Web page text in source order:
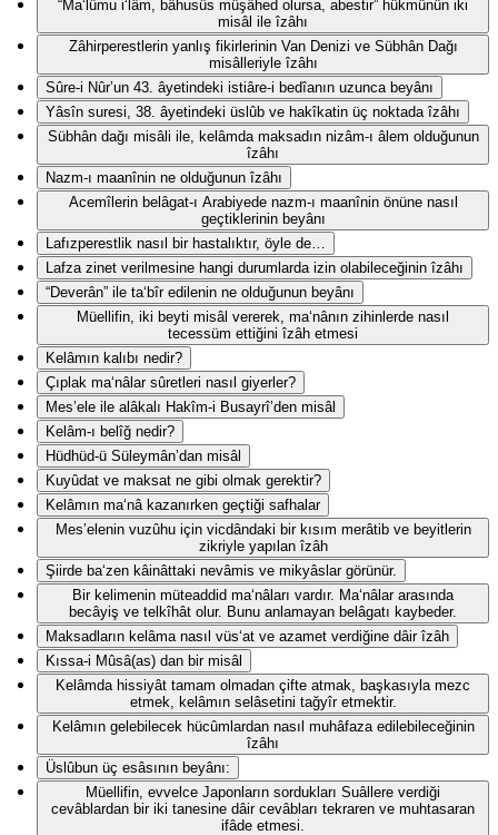
“Ma‘lûmu i‘lâm, bâhusûs müşâhed olursa, abestir” hükmünün iki
misâl ile îzâhı
Zâhirperestlerin yanlış fikirlerinin Van Denizi ve Sübhân Dağı
misâlleriyle îzâhı
Sûre-i Nûr’un 43. âyetindeki istiâre-i bedîanın uzunca beyânı
Yâsîn suresi, 38. âyetindeki üslûb ve hakîkatin üç noktada îzâhı
Sübhân dağı misâli ile, kelâmda maksadın nizâm-ı âlem olduğunun
îzâhı
Nazm-ı maanînin ne olduğunun îzâhı
Acemîlerin belâgat-ı Arabiyede nazm-ı maanînin önüne nasıl
geçtiklerinin beyânı
Lafızperestlik nasıl bir hastalıktır, öyle de…
Lafza zinet verilmesine hangi durumlarda izin olabileceğinin îzâhı
“Deverân” ile ta‘bîr edilenin ne olduğunun beyânı
Müellifin, iki beyti misâl vererek, ma‘nânın zihinlerde nasıl
tecessüm ettiğini îzâh etmesi
Kelâmın kalıbı nedir?
Çıplak ma‘nâlar sûretleri nasıl giyerler?
Mes’ele ile alâkalı Hakîm-i Busayrî’den misâl
Kelâm-ı belîğ nedir?
Hüdhüd-ü Süleymân’dan misâl
Kuyûdat ve maksat ne gibi olmak gerektir?
Kelâmın ma‘nâ kazanırken geçtiği safhalar
Mes’elenin vuzûhu için vicdândaki bir kısım merâtib ve beyitlerin
zikriyle yapılan îzâh
Şiirde ba‘zen kâinâttaki nevâmis ve mikyâslar görünür.
Bir kelimenin müteaddid ma‘nâları vardır. Ma‘nâlar arasında
becâyiş ve telkîhât olur. Bunu anlamayan belâgatı kaybeder.
Maksadların kelâma nasıl vüs‘at ve azamet verdiğine dâir îzâh
Kıssa-i Mûsâ(as) dan bir misâl
Kelâmda hissiyât tamam olmadan çifte atmak, başkasıyla mezc
etmek, kelâmın selâsetini tağyîr etmektir.
Kelâmın gelebilecek hücûmlardan nasıl muhâfaza edilebileceğinin
îzâhı
Üslûbun üç esâsının beyânı:
Müellifin, evvelce Japonların sordukları Suâllere verdiği
cevâblardan bir iki tanesine dâir cevâbları tekraren ve muhtasaran
ifâde etmesi.